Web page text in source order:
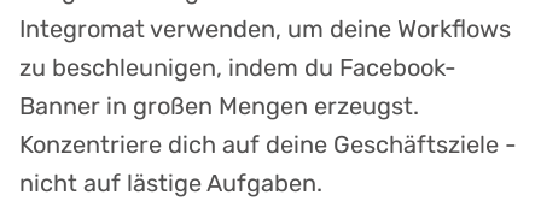
Integromat verwenden, um deine Workflows
zu beschleunigen, indem du Facebook-
Banner in großen Mengen erzeugst.
Konzentriere dich auf deine Geschäftsziele -
nicht auf lästige Aufgaben.